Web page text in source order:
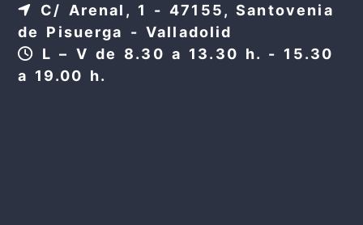
C/ Arenal, 1 - 47155, Santovenia
de Pisuerga - Valladolid
L – V de 8.30 a 13.30 h. - 15.30
a 19.00 h.